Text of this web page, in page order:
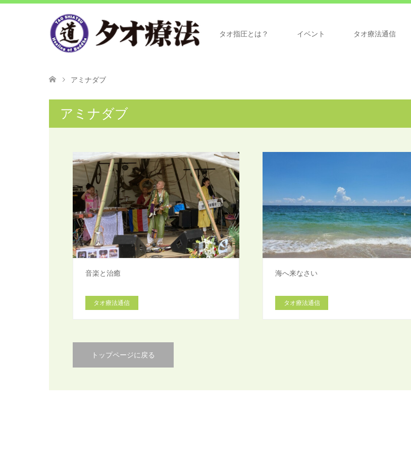
タオ指圧とは？ イベント タオ療法通信
アミナダブ
アミナダブ
音楽と治癒
タオ療法通信
海へ来なさい
タオ療法通信
トップページに戻る